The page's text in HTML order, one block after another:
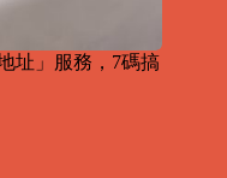
址」服務，7碼搞